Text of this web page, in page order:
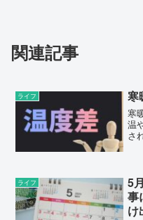
関連記事
ライフ 寒
寒
温
さ
動
ライフ
5
事
け